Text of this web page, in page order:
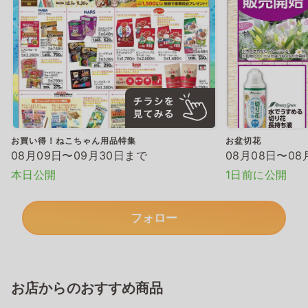
お買い得！ねこちゃん用品特集
08月09日〜09月30日まで
本日公開
お盆切花
08月08日〜08
1日前に公開
フォロー
お店からのおすすめ商品